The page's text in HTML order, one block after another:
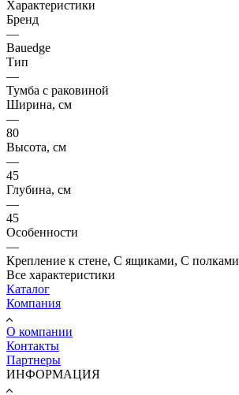
Характеристики
Бренд
—
Bauedge
Тип
—
Тумба с раковиной
Ширина, см
—
80
Высота, см
—
45
Глубина, см
—
45
Особенности
—
Крепление к стене, С ящиками, С полками
Все характеристики
Каталог
Компания
О компании
Контакты
Партнеры
ИНФОРМАЦИЯ